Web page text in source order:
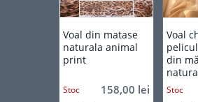
Voal din matase
naturala animal
print
158,00 lei
Stoc
Voal
din
Stoc